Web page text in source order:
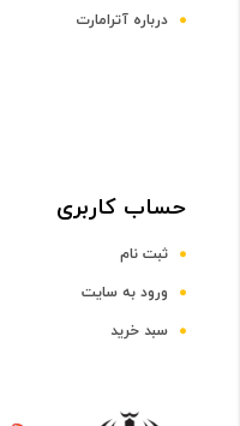
رده صفحه نمایش
اندازه صفحه نمایش
درباره آترامارت
حساب کاربری
ثبت نام
ورود به سایت
سبد خرید